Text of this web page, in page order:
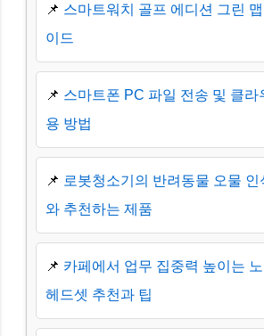
📌 스마트워치 골프 에디션 그린
이드
📌 스마트폰 PC 파일 전송 및 클라
용 방법
📌 로봇청소기의 반려동물 오물 인
와 추천하는 제품
📌 카페에서 업무 집중력 높이는
헤드셋 추천과 팁